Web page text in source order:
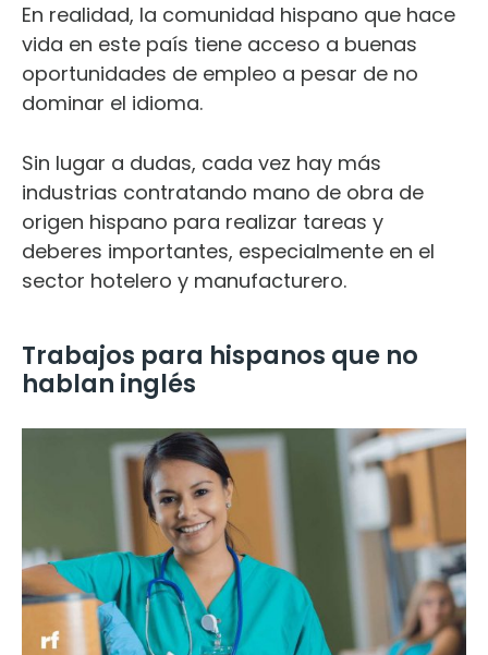
En realidad, la comunidad hispano que hace
vida en este país tiene acceso a buenas
oportunidades de empleo a pesar de no
dominar el idioma.
Sin lugar a dudas, cada vez hay más
industrias contratando mano de obra de
origen hispano para realizar tareas y
deberes importantes, especialmente en el
sector hotelero y manufacturero.
Trabajos para hispanos que no
hablan inglés